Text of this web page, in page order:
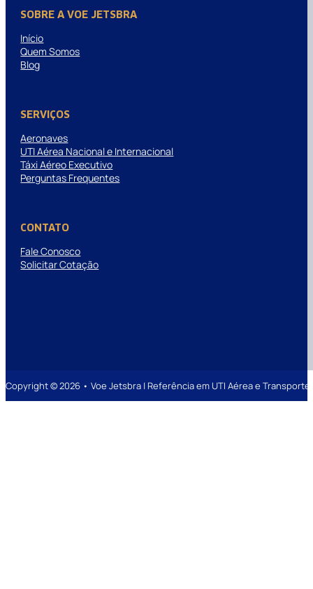
SOBRE A VOE JETSBRA
Início
Quem Somos
Blog
SERVIÇOS
Aeronaves
UTI Aérea Nacional e Internacional
Táxi Aéreo Executivo
Perguntas Frequentes
CONTATO
Fale Conosco
Solicitar Cotação
Copyright © 2026 • Voe Jetsbra | Referência em UTI Aérea e